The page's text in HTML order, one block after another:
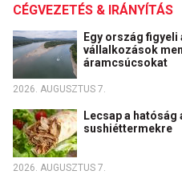
CÉGVEZETÉS & IRÁNYÍTÁS
Egy ország
vállalkozások
áramcsúcsokat
2026. AUGUSZTUS 7.
Lecsap a
sushiéttermekre
2026. AUGUSZTUS 7.